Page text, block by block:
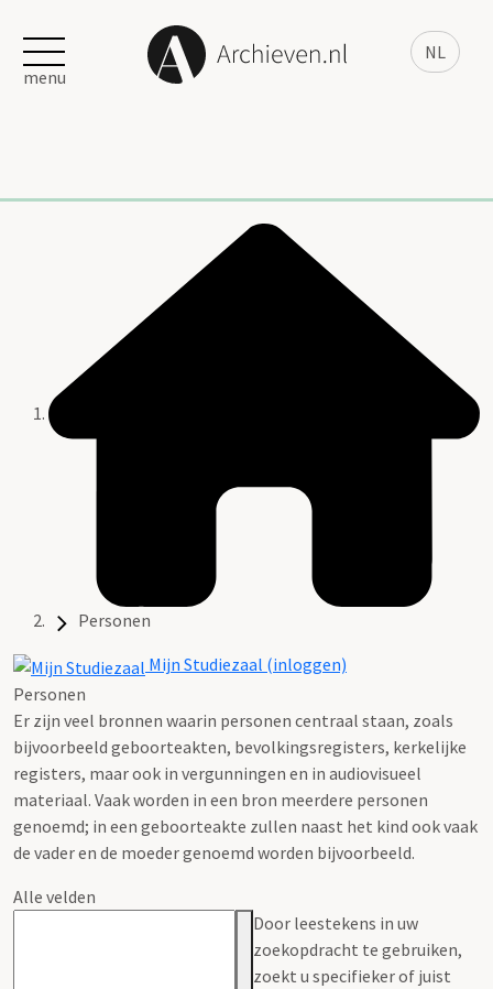
NL
menu
Personen
Mijn Studiezaal (inloggen)
Personen
Er zijn veel bronnen waarin personen centraal staan, zoals
bijvoorbeeld geboorteakten, bevolkingsregisters, kerkelijke
registers, maar ook in vergunningen en in audiovisueel
materiaal. Vaak worden in een bron meerdere personen
genoemd; in een geboorteakte zullen naast het kind ook vaak
de vader en de moeder genoemd worden bijvoorbeeld.
Alle velden
Door leestekens in uw
zoekopdracht te gebruiken,
zoekt u specifieker of juist